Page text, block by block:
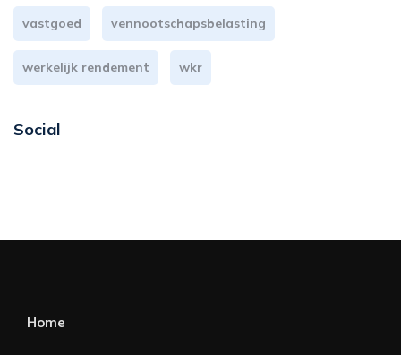
vastgoed vennootschapsbelasting
werkelijk rendement wkr
Social
Home